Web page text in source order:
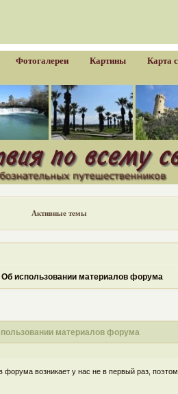
Фотогалереи Картины Карта
Активные темы
Об использовании материалов форума
материалов форума
форума возникает у нас не в первый раз,